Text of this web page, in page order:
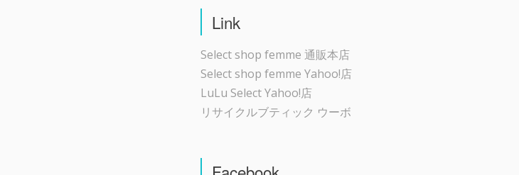
Link
Select shop femme 通販本店
Select shop femme Yahoo!店
LuLu Select Yahoo!店
リサイクルブティック ウーボ